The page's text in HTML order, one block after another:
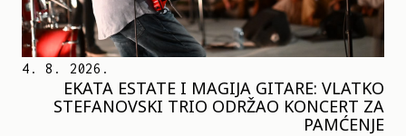
4. 8. 2026.
EKATA ESTATE I MAGIJA GITARE: VLATKO
STEFANOVSKI TRIO ODRŽAO KONCERT ZA
PAMĆENJE